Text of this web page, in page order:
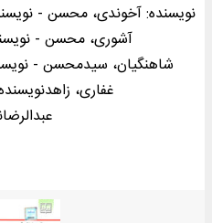
نویسنده: آخوندی، محسن -
آشوری، محسن -
شاهنگیان، سیدمحسن -
غفاری،